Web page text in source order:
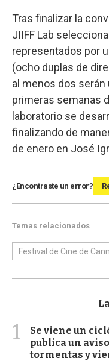
Tras finalizar la
JIIFF Lab
representados por
(ocho duplas de
al menos dos serán
primeras semanas
laboratorio se
finalizando de
de enero en José
¿Encontraste un error?
Temas relacionados
Festival de Cine de
1
Se viene un
publica un
tormentas y